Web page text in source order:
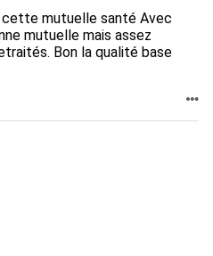
mutuelle santé Avec
mutuelle mais assez
Bon la qualité base